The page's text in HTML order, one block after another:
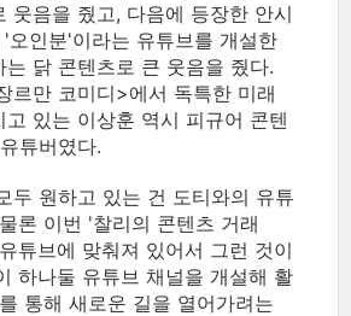
웃음을 줬고, 다음에 등장한 안시
오인분'이라는 유튜브를 개설한
는 닭 콘텐츠로 큰 웃음을 줬다.
르만 코미디>에서 독특한 미래
고 있는 이상훈 역시 피규어 콘텐
튜버였다.
두 원하고 있는 건 도티와의 유튜
론 이번 '찰리의 콘텐츠 거래
튜브에 맞춰져 있어서 그런 것이
하나둘 유튜브 채널을 개설해 활
통해 새로운 길을 열어가려는